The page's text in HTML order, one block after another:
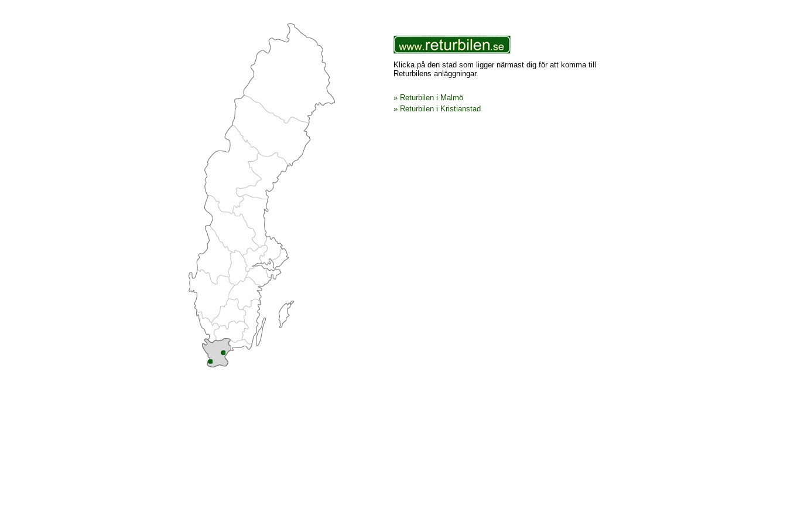
Klicka på den stad som ligger närmast dig för att komma till
Returbilens anläggningar.
» Returbilen i Malmö
» Returbilen i Kristianstad